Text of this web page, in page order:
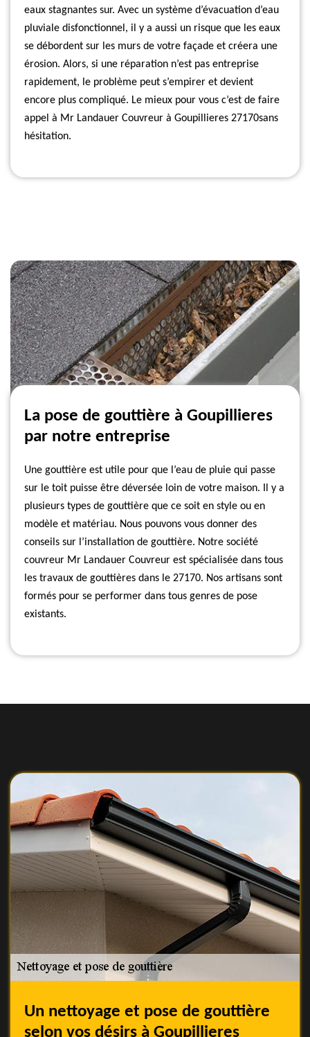
eaux stagnantes sur. Avec un système d’évacuation d’eau
pluviale disfonctionnel, il y a aussi un risque que les eaux
se débordent sur les murs de votre façade et créera une
érosion. Alors, si une réparation n’est pas entreprise
rapidement, le problème peut s’empirer et devient
encore plus compliqué. Le mieux pour vous c’est de faire
appel à Mr Landauer Couvreur à Goupillieres 27170sans
hésitation.
La pose de gouttière à Goupillieres
par notre entreprise
Une gouttière est utile pour que l’eau de pluie qui passe
sur le toit puisse être déversée loin de votre maison. Il y a
plusieurs types de gouttière que ce soit en style ou en
modèle et matériau. Nous pouvons vous donner des
conseils sur l’installation de gouttière. Notre société
couvreur Mr Landauer Couvreur est spécialisée dans tous
les travaux de gouttières dans le 27170. Nos artisans sont
formés pour se performer dans tous genres de pose
existants.
Un nettoyage et pose de gouttière
selon vos désirs à Goupillieres